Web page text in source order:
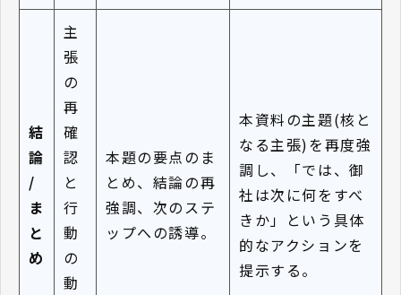
結
論
/
ま
と
め
主
張
の
再
確
認
と
行
動
の
動
本題の要点のま
とめ、結論の再
強調、次のステ
ップへの誘導。
本資料の主題(核と
なる主張)を再度強
調し、「では、御
社は次に何をすべ
きか」という具体
的なアクションを
提示する。